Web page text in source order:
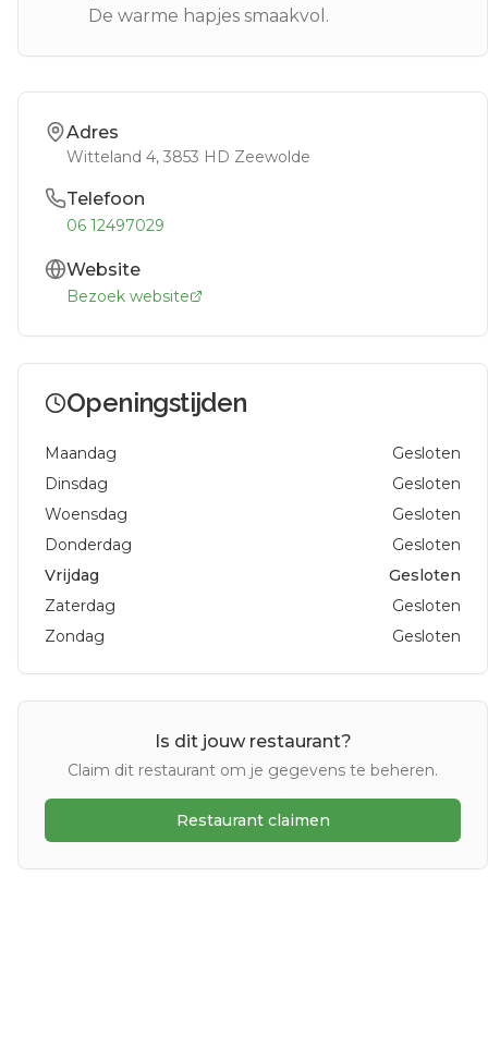
De warme hapjes smaakvol.
Adres
Witteland 4, 3853 HD Zeewolde
Telefoon
06 12497029
Website
Bezoek website
Openingstijden
Maandag
Gesloten
Dinsdag
Gesloten
Woensdag
Gesloten
Donderdag
Gesloten
Vrijdag
Gesloten
Zaterdag
Gesloten
Zondag
Gesloten
Is dit jouw restaurant?
Claim dit restaurant om je gegevens te beheren.
Restaurant claimen